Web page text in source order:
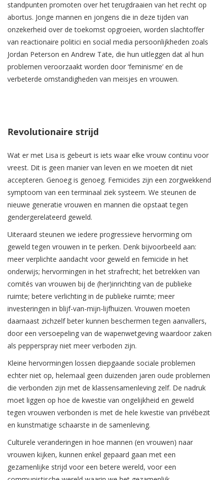
standpunten promoten over het terugdraaien van het recht op
abortus. Jonge mannen en jongens die in deze tijden van
onzekerheid over de toekomst opgroeien, worden slachtoffer
van reactionaire politici en social media persoonlijkheden zoals
Jordan Peterson en Andrew Tate, die hun uitleggen dat al hun
problemen veroorzaakt worden door ‘feminisme’ en de
verbeterde omstandigheden van meisjes en vrouwen.
Revolutionaire strijd
Wat er met Lisa is gebeurt is iets waar elke vrouw continu voor
vreest. Dit is geen manier van leven en we moeten dit niet
accepteren. Genoeg is genoeg. Femicides zijn een zorgwekkend
symptoom van een terminaal ziek systeem. We steunen de
nieuwe generatie vrouwen en mannen die opstaat tegen
gendergerelateerd geweld.
Uiteraard steunen we iedere progressieve hervorming om
geweld tegen vrouwen in te perken. Denk bijvoorbeeld aan:
meer verplichte aandacht voor geweld en femicide in het
onderwijs; hervormingen in het strafrecht; het betrekken van
comités van vrouwen bij de (her)inrichting van de publieke
ruimte; betere verlichting in de publieke ruimte; meer
investeringen in blijf-van-mijn-lijfhuizen. Vrouwen moeten
daarnaast zichzelf beter kunnen beschermen tegen aanvallers,
door een versoepeling van de wapenwetgeving waardoor zaken
als pepperspray niet meer verboden zijn.
Kleine hervormingen lossen diepgaande sociale problemen
echter niet op, helemaal geen duizenden jaren oude problemen
die verbonden zijn met de klassensamenleving zelf. De nadruk
moet liggen op hoe de kwestie van ongelijkheid en geweld
tegen vrouwen verbonden is met de hele kwestie van privébezit
en kunstmatige schaarste in de samenleving.
Culturele veranderingen in hoe mannen (en vrouwen) naar
vrouwen kijken, kunnen enkel gepaard gaan met een
gezamenlijke strijd voor een betere wereld, voor een